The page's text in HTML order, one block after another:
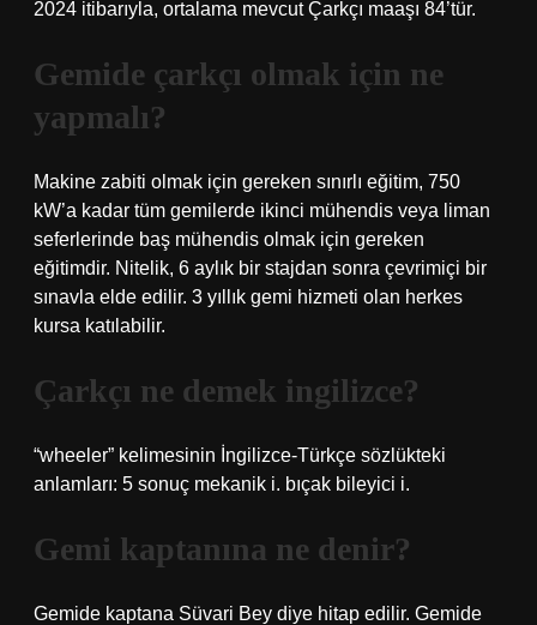
2024 itibarıyla, ortalama mevcut Çarkçı maaşı 84’tür.
Gemide çarkçı olmak için ne
yapmalı?
Makine zabiti olmak için gereken sınırlı eğitim, 750
kW’a kadar tüm gemilerde ikinci mühendis veya liman
seferlerinde baş mühendis olmak için gereken
eğitimdir. Nitelik, 6 aylık bir stajdan sonra çevrimiçi bir
sınavla elde edilir. 3 yıllık gemi hizmeti olan herkes
kursa katılabilir.
Çarkçı ne demek ingilizce?
“wheeler” kelimesinin İngilizce-Türkçe sözlükteki
anlamları: 5 sonuç mekanik i. bıçak bileyici i.
Gemi kaptanına ne denir?
Gemide kaptana Süvari Bey diye hitap edilir. Gemide